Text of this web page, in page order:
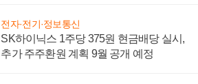
전자·전기·정보통신
SK하이닉스 1주당 375원 현금배당 실시,
추가 주주환원 계획 9월 공개 예정